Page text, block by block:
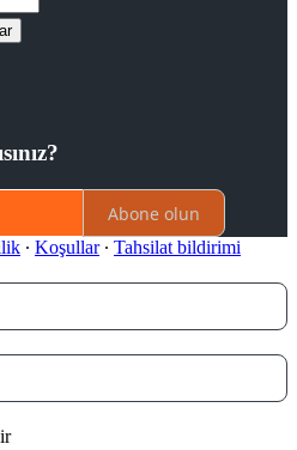
Abone olun
∙ Koşullar∙ Tahsilat bildirimi